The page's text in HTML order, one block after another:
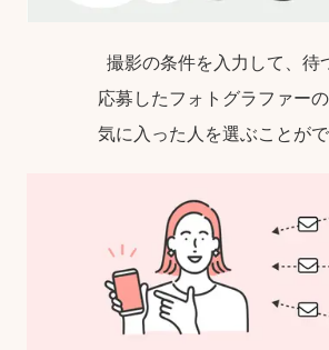
撮影の条件を入力して、待
応募したフォトグラファーの
気に入った人を選ぶことがで